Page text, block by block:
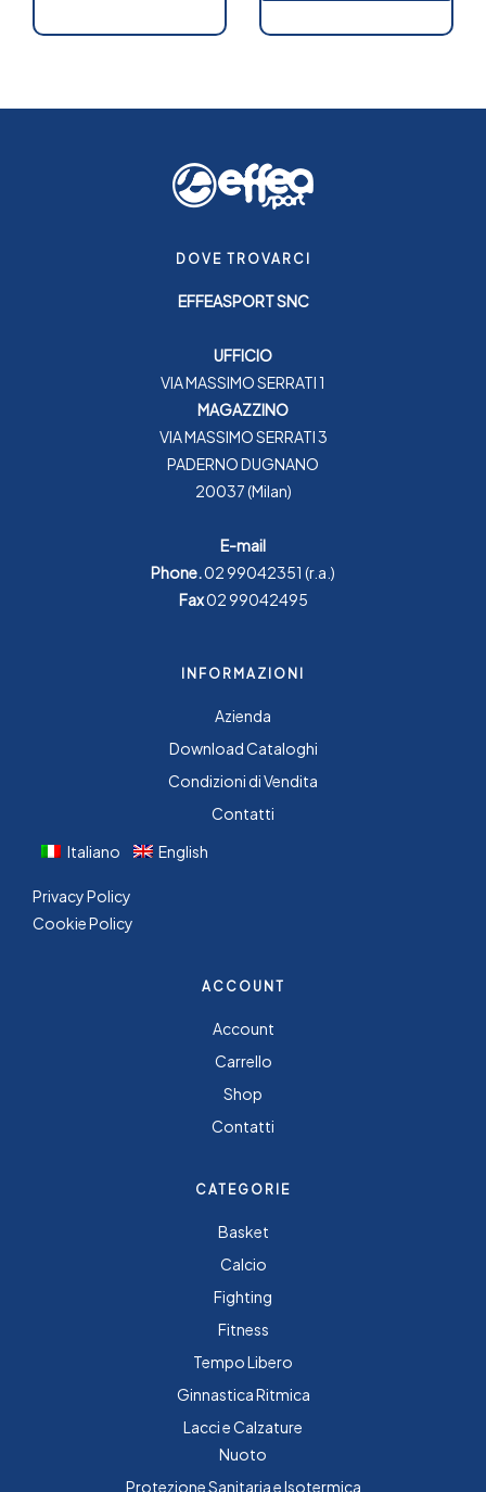
DOVE TROVARCI
EFFEASPORT SNC
UFFICIO
VIA MASSIMO SERRATI 1
MAGAZZINO
VIA MASSIMO SERRATI 3
PADERNO DUGNANO
20037 (Milan)
E-mail
Phone.02 99042351 (r.a.)
Fax02 99042495
INFORMAZIONI
Azienda
Download Cataloghi
Condizioni di Vendita
Contatti
Italiano
English
Privacy Policy
Cookie Policy
ACCOUNT
Account
Carrello
Shop
Contatti
CATEGORIE
Basket
Calcio
Fighting
Fitness
Tempo Libero
Ginnastica Ritmica
Lacci e Calzature
Nuoto
Protezione Sanitaria e Isotermica